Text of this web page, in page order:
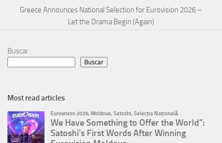
Greece Announces National Selection for Eurovision 2026 –
Let the Drama Begin (Again)
Buscar
Buscar
Most read articles